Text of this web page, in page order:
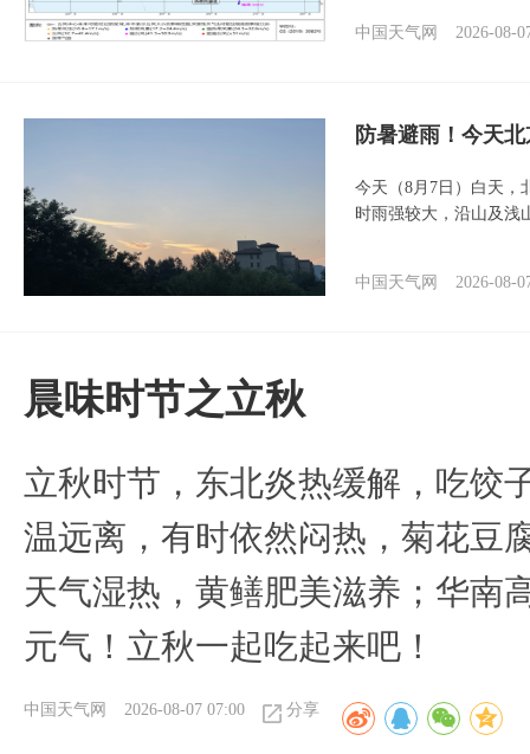
中国天气网 2026-08-
防暑避雨！今天
今天（8月7日）白天，
时雨强较大，沿山及浅
中国天气网 2026-08-
晨味时节之立秋
立秋时节，东北炎热缓解，吃饺
温远离，有时依然闷热，菊花豆
天气湿热，黄鳝肥美滋养；华南
元气！立秋一起吃起来吧！
中国天气网 2026-08-07 07:00 分享